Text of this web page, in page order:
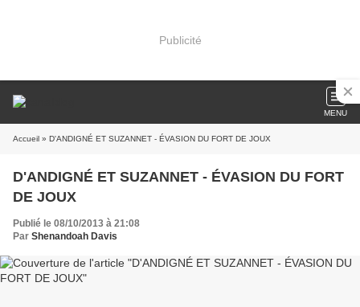
Publicité
MENU
Accueil » D'ANDIGNÉ ET SUZANNET - ÉVASION DU FORT DE JOUX
D'ANDIGNÉ ET SUZANNET - ÉVASION DU FORT
DE JOUX
Publié le 08/10/2013 à 21:08
Par Shenandoah Davis